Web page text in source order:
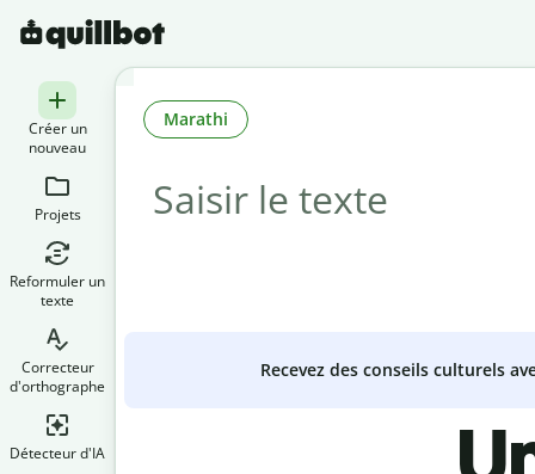
Créer un
nouveau
Projets
Reformuler un
texte
Correcteur
d'orthographe
Détecteur d'IA
Marathi
Recevez des conseils culturels